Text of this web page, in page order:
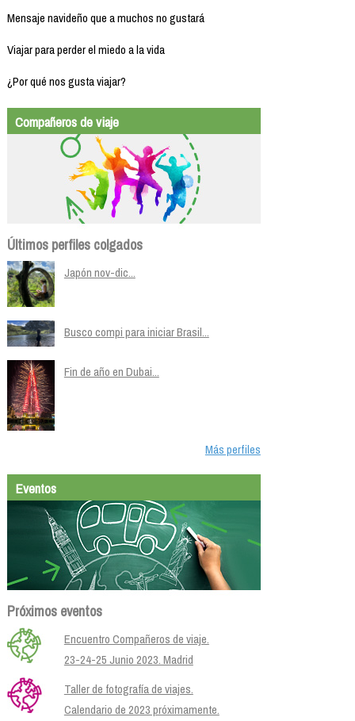
Mensaje navideño que a muchos no gustará
Viajar para perder el miedo a la vida
¿Por qué nos gusta viajar?
Compañeros de viaje
Últimos perfiles colgados
Japón nov-dic...
Busco compi para iniciar Brasil...
Fin de año en Dubai...
Más perfiles
Eventos
Próximos eventos
Encuentro Compañeros de viaje.
23-24-25 Junio 2023. Madrid
Taller de fotografía de viajes.
Calendario de 2023 próximamente.